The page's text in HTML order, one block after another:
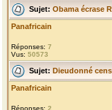
Sujet: Obama écrase
Panafricain
Réponses: 7
Vus: 50573
Sujet: Dieudonné
Panafricain
Réponses: 2